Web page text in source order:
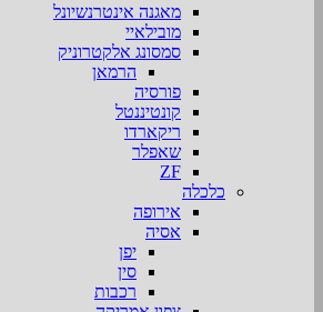
מאגנה אינטרנשיונל
מובילאיי
סמסונג אלקטרוניק
הרמאן
פורסיה
קונטיננטל
ריקארדו
שאפלר
ZF
כלכלה
אירופה
אסיה
יפן
סין
רכבות